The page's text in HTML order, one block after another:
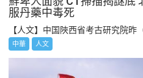
服丹藥中毒死
【人文】中国陜西省考古研究院昨
中華 人文